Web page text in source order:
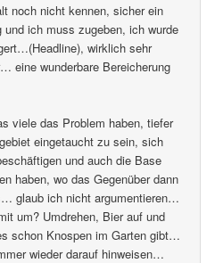
noch nicht kennen, sicher ein
und ich muss zugeben, ich wurde
wirklich sehr
eine wunderbare Bereicherung
viele das Problem haben, tiefer
eingetaucht zu sein, sich
und auch die Base
haben, wo das Gegenüber dann
glaub ich nicht argumentieren…
um? Umdrehen, Bier auf und
schon Knospen im Garten gibt…
wieder darauf hinweisen…